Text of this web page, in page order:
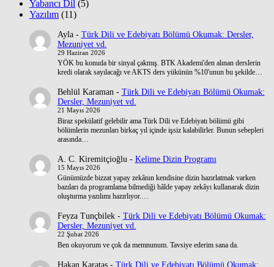
Yabancı Dil (5)
Yazılım (11)
Ayla- Türk Dili ve Edebiyatı Bölümü Okumak: Dersler,
Mezuniyet vd.
29 Haziran 2026
YÖK bu konuda bir sinyal çakmış. BTK Akademi'den alınan derslerin
kredi olarak sayılacağı ve AKTS ders yükünün %10'unun bu şekilde…
Behlül Karaman- Türk Dili ve Edebiyatı Bölümü Okumak:
Dersler, Mezuniyet vd.
21 Mayıs 2026
Biraz spekülatif gelebilir ama Türk Dili ve Edebiyatı bölümü gibi
bölümlerin mezunları birkaç yıl içinde işsiz kalabilirler. Bunun sebepleri
arasında…
A. C. Kiremitçioğlu - Kelime Dizin Programı
15 Mayıs 2026
Günümüzde bizzat yapay zekânın kendisine dizin hazırlatmak varken
bazıları da programlama bilmediği hâlde yapay zekâyı kullanarak dizin
oluşturma yazılımı hazırlıyor.…
Feyza Tunçbilek- Türk Dili ve Edebiyatı Bölümü Okumak:
Dersler, Mezuniyet vd.
22 Şubat 2026
Ben okuyorum ve çok da memnunum. Tavsiye ederim sana da.
Hakan Karataş- Türk Dili ve Edebiyatı Bölümü Okumak: